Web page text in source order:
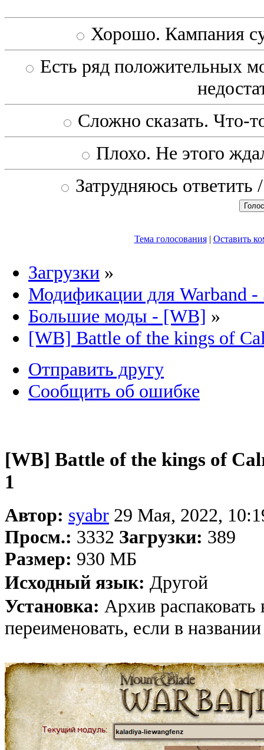
Хорошо. Кампания
Есть ряд положительных
Сложно сказать. Что-
Плохо. Не этого
Затрудняюсь
Тема голосования| Оставить
Загрузки »
Модификации для Warband -
Большие моды - [WB] »
[WB] Battle of the kings of
Отправить другу
Сообщить об ошибке
[WB] Battle of the kings of
1
Автор: syabr 29 Мая, 2022,
Просм.: 3332 Загрузки: 389
Размер: 930 МБ
Исходный язык: Другой
Установка: Архив
переименовать, если в